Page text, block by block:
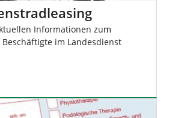
Informationen zum
im Landesdienst